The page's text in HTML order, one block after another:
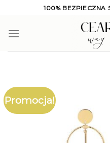
content
100% BEZPIECZNA
Promocja!